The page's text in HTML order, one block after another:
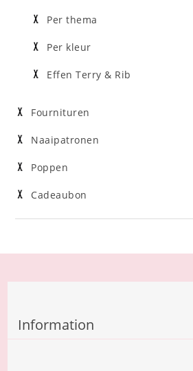
Per thema
Per kleur
Effen Terry & Rib
Fournituren
Naaipatronen
Poppen
Cadeaubon
Information